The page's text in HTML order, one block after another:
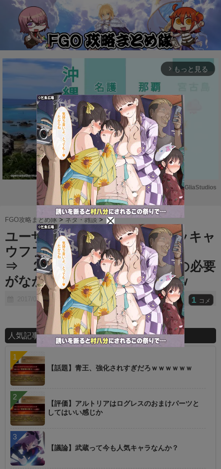
arrow_forward_ios もっと見る
M
u
t
e
Powered by GliaStudios
FGO攻略まとめ隊 >ネタ・雑談 >
ユーザーはただ水着鯖とキャッキャ
ウフフしたかったんだよなぁ
⇒ ２部の大きな問題点は●●の必要
がなかったことだよなｗｗｗｗ
2017/07/21 1 コメ
人気記事ランキング
【話題】青王、強化されすぎだろｗｗｗｗｗｗ
【評価】アルトリアはログレスのおまけパーツと
してはいい感じか
【議論】武蔵って今も人気キャラなんか？